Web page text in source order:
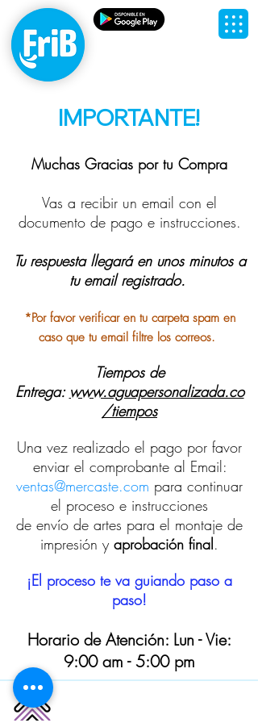
Agua FriB
IMPORTANTE!
Muchas Gracias por tu Compra
Vas a recibir un email con el
documento de pago e instrucciones.
Tu respuesta llegará en unos minutos a
tu email registrado.
*Por favor verificar en tu carpeta spam en
caso que tu email filtre los correos.
Tiempos de
Entrega: www.aguapersonalizada.co
/tiempos
Una vez realizado el pago por favor
enviar el comprobante al Email:
ventas@mercaste.com para continuar
el proceso e instrucciones
de envío de artes para el montaje de
impresión y aprobación final.
¡El proceso te va guiando paso a
paso!
Horario de Atención: Lun - Vie:
9:00 am - 5:00 pm